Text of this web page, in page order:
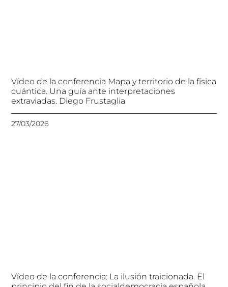
Vídeo de la conferencia Mapa y territorio de la física
cuántica. Una guía ante interpretaciones
extraviadas. Diego Frustaglia
27/03/2026
Vídeo de la conferencia: La ilusión traicionada. El